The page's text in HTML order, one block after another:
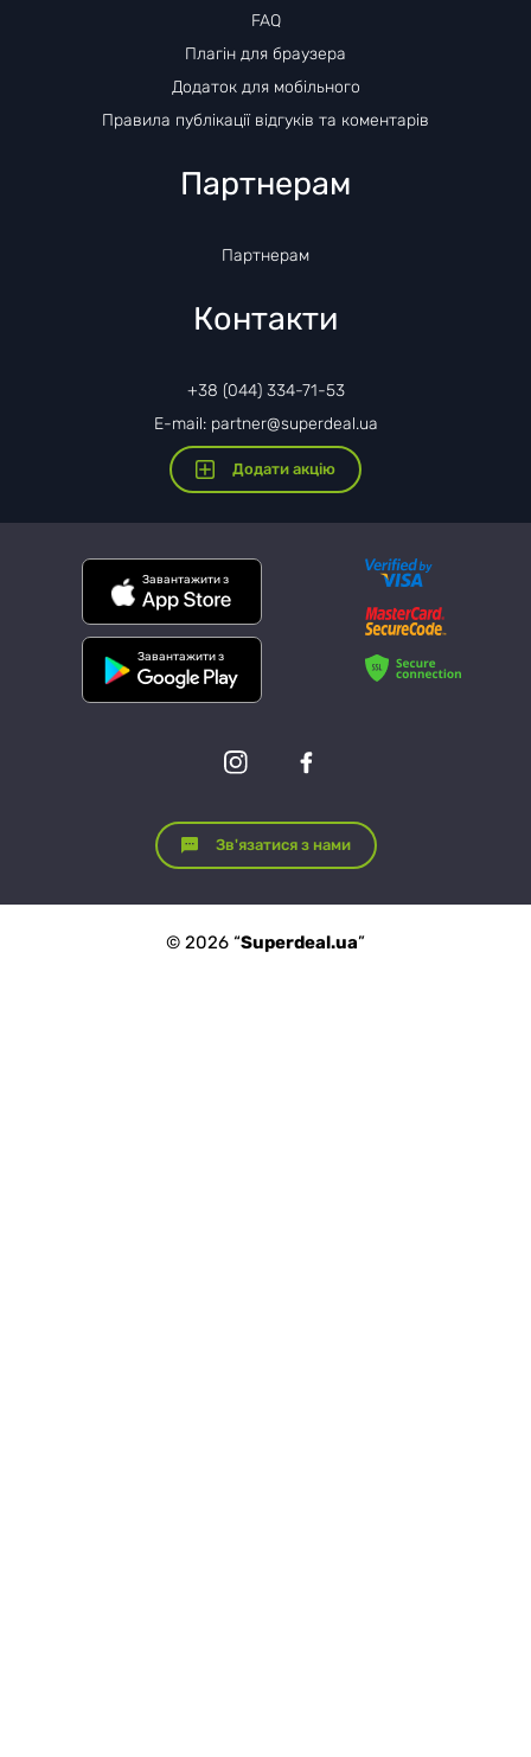
FAQ
Плагін для браузера
Додаток для мобільного
Правила публікації відгуків та коментарів
Партнерам
Партнерам
Контакти
+38 (044) 334-71-53
E-mail: partner@superdeal.ua
Додати акцію
Завантажити з
Завантажити з
Зв'язатися з нами
© 2026 “Superdeal.ua”